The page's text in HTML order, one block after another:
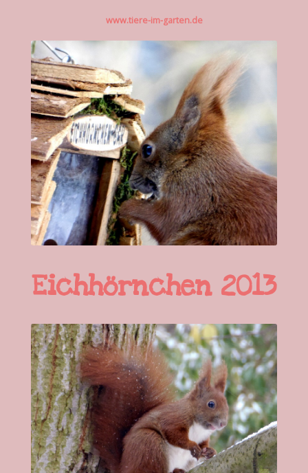
www.tiere-im-garten.de
Eichhörnchen 2013